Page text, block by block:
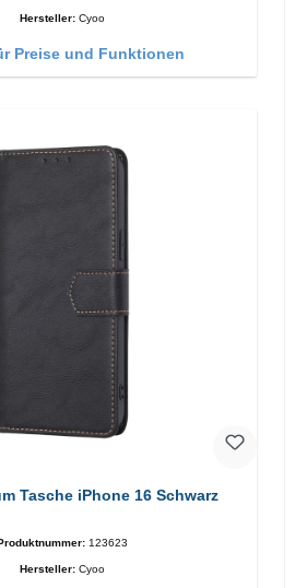
Hersteller: Cyoo
Preise und Funktionen
Tasche iPhone 16 Schwarz
123623
Hersteller: Cyoo